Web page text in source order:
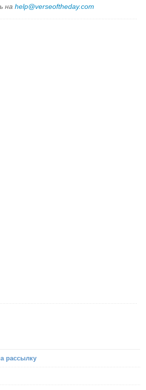
наhelp@verseoftheday.com
рассылку